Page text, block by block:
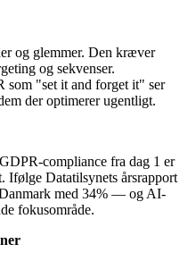
og glemmer. Den kræver
og sekvenser.
som "set it and forget it" ser
der optimerer ugentligt.
compliance fra dag 1 er
Ifølge Datatilsynets årsrapport
med 34% — og AI-
fokusområde.